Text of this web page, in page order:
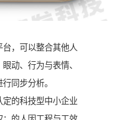
，可以整合其他人
动、行为与表情、
同步分析。
的科技型中小企业